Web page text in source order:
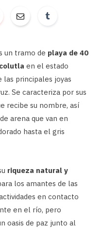
un tramo de playa de 40
en el estado
las principales joyas
Se caracteriza por sus
recibe su nombre, así
arena que van en
hasta el gris
riqueza natural y
los amantes de las
en contacto
en el río, pero
oasis de paz junto al